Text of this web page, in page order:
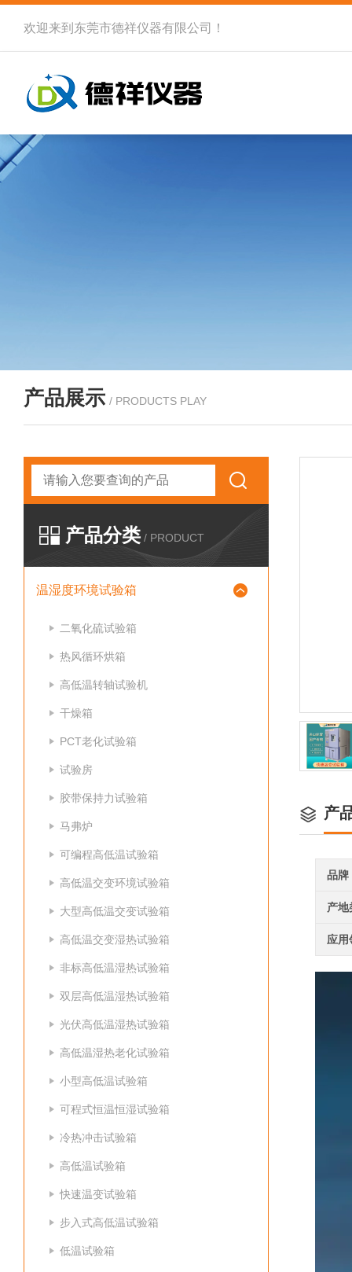
欢迎来到 东莞市德祥仪器有限公司 ！
产品展示 / PRODUCTS PLAY
产品分类 / PRODUCT
温湿度环境试验箱
二氧化硫试验箱
热风循环烘箱
高低温转轴试验机
干燥箱
PCT老化试验箱
试验房
胶带保持力试验箱
马弗炉
可编程高低温试验箱
高低温交变环境试验箱
大型高低温交变试验箱
高低温交变湿热试验箱
非标高低温湿热试验箱
双层高低温湿热试验箱
光伏高低温湿热试验箱
高低温湿热老化试验箱
小型高低温试验箱
可程式恒温恒湿试验箱
冷热冲击试验箱
高低温试验箱
快速温变试验箱
步入式高低温试验箱
低温试验箱
产
品牌
产地
应用